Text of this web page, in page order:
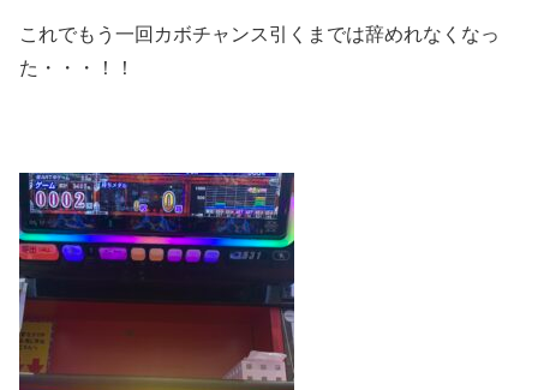
これでもう一回カボチャンス引くまでは辞めれなくなっ
た・・・！！